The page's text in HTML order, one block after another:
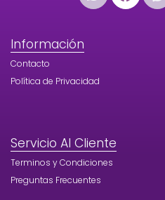
Información
Contacto
Política de Privacidad
Servicio Al Cliente
Terminos y Condiciones
Preguntas Frecuentes